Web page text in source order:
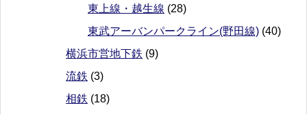
東上線・越生線 (28)
東武アーバンパークライン(野田線) (40)
横浜市営地下鉄 (9)
流鉄 (3)
相鉄 (18)